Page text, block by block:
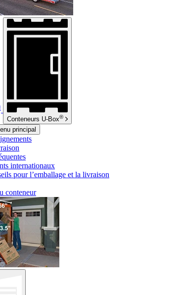
Conteneurs U-Box®
principal
internationaux
pour l’emballage et la livraison
conteneur